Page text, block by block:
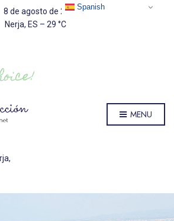
8 de agosto de 2026
Nerja, ES – 29 C
MENU
Spanish